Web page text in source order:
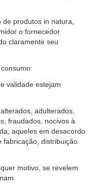
produtos in natura,
o fornecedor
claramente seu
validade estejam
adulterados,
fraudados, nocivos à
aqueles em desacordo
fabricação, distribuição
motivo, se revelem